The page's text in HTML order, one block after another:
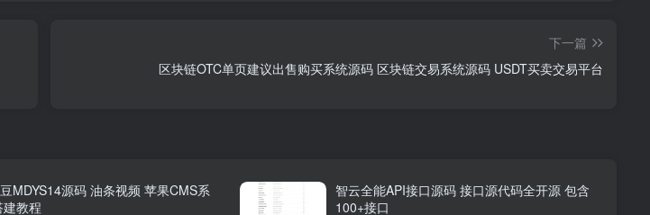
下一篇
区块链OTC单页建议出售购买系统源码 区块链交易系统源码 USDT买卖交易平台
MDYS14源码 油条视频 苹果CMS系
教程
智云全能API接口源码 接口源代码全开源 包含
100+接口